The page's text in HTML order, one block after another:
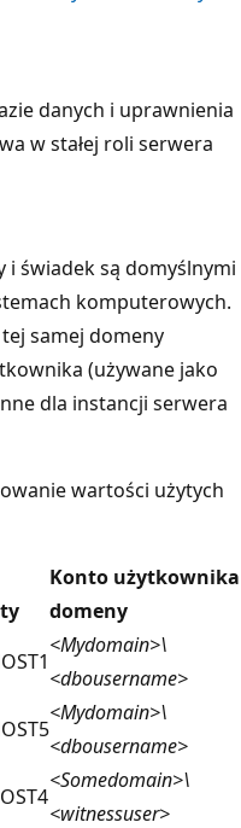
danych i uprawnienia
w stałej roli serwera
i świadek są domyślnymi
komputerowych.
samej domeny
(używane jako
dla instancji serwera
wartości użytych
Konto użytkownika
domeny
<Mydomain>\
<dbousername>
<Mydomain>\
<dbousername>
<Somedomain>\
<witnessuser>